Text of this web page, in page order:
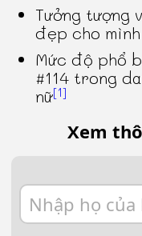
Tưởng tượng
đẹp cho
Mức độ phổ
#114 trong
nữ[1]
Xem